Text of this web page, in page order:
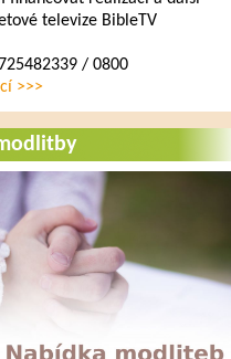
televize BibleTV
/ 0800
>>>